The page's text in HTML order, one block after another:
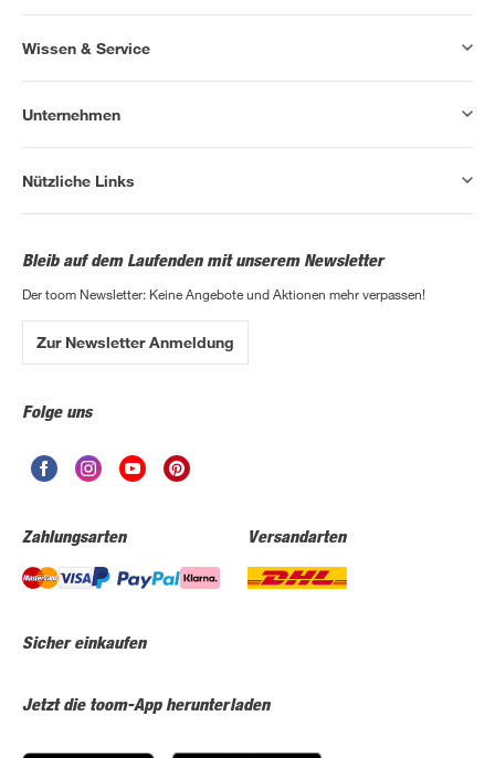
Wissen & Service
Unternehmen
Nützliche Links
Bleib auf dem Laufenden mit unserem Newsletter
Der toom Newsletter: Keine Angebote und Aktionen mehr verpassen!
Zur Newsletter Anmeldung
Folge uns
Zahlungsarten Versandarten
Sicher einkaufen
Jetzt die toom-App herunterladen